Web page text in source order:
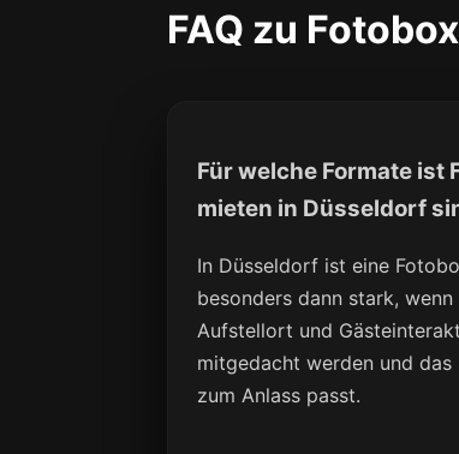
FAQ zu
Für welche Formate ist
mieten in Düsseldorf
In Düsseldorf ist eine
besonders dann stark, wenn
Aufstellort und
mitgedacht werden und das
zum Anlass passt.